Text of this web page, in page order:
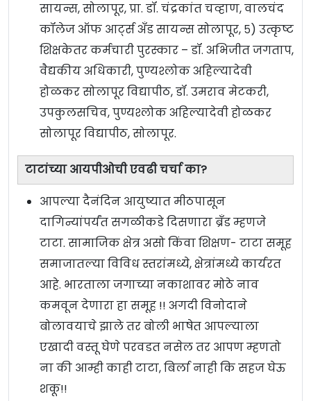
सायन्स, सोलापूर, प्रा. डॉ. चंद्रकांत चव्हाण, वालचंद
कॉलेज ऑफ आर्ट्स अँड सायन्स सोलापूर, ५) उत्कृष्ट
शिक्षकेतर कर्मचारी पुरस्कार – डॉ. अभिजीत जगताप,
वैद्यकीय अधिकारी, पुण्यश्लोक अहिल्यादेवी
होळकर सोलापूर विद्यापीठ, डॉ. उमराव मेटकरी,
उपकुलसचिव, पुण्यश्लोक अहिल्यादेवी होळकर
सोलापूर विद्यापीठ, सोलापूर.
टाटांच्या आयपीओची एवढी चर्चा का?
आपल्या दैनंदिन आयुष्यात मीठपासून
दागिन्यांपर्यंत सगळीकडे दिसणारा ब्रँड म्हणजे
टाटा. सामाजिक क्षेत्र असो किंवा शिक्षण- टाटा समूह
समाजातल्या विविध स्तरांमध्ये, क्षेत्रांमध्ये कार्यरत
आहे. भारताला जगाच्या नकाशावर मोठे नाव
कमवून देणारा हा समूह !! अगदी विनोदाने
बोलावयाचे झाले तर बोली भाषेत आपल्याला
एखादी वस्तू घेणे परवडत नसेल तर आपण म्हणतो
ना की आम्ही काही टाटा, बिर्ला नाही कि सहज घेऊ
शकू!!